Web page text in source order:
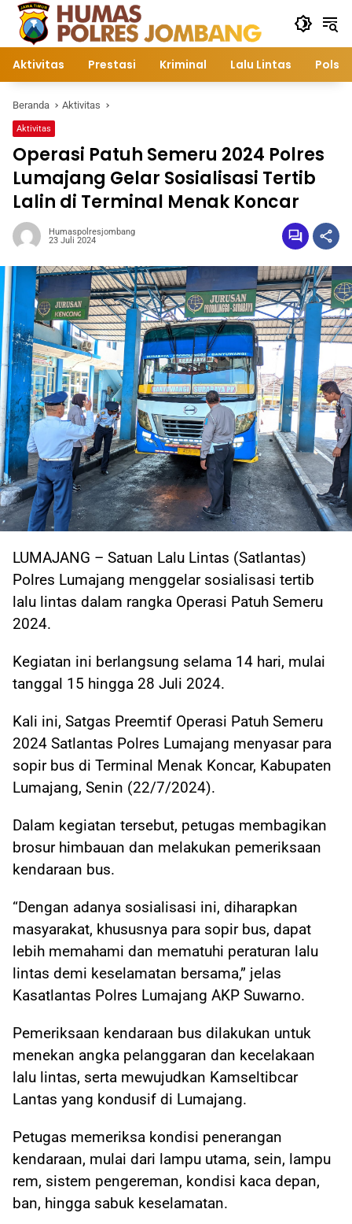
Langsung
konten
Aktivitas Prestasi Kriminal Lalu Lintas
Beranda Aktivitas
Aktivitas
Operasi Patuh Semeru 2024 Polres
Lumajang Gelar Sosialisasi Tertib
Lalin di Terminal Menak Koncar
Humaspolresjombang
23 Juli 2024
LUMAJANG – Satuan Lalu Lintas (Satlantas)
Polres Lumajang menggelar sosialisasi tertib
lalu lintas dalam rangka Operasi Patuh Semeru
2024.
Kegiatan ini berlangsung selama 14 hari, mulai
tanggal 15 hingga 28 Juli 2024.
Kali ini, Satgas Preemtif Operasi Patuh Semeru
2024 Satlantas Polres Lumajang menyasar para
sopir bus di Terminal Menak Koncar, Kabupaten
Lumajang, Senin (22/7/2024).
Dalam kegiatan tersebut, petugas membagikan
brosur himbauan dan melakukan pemeriksaan
kendaraan bus.
“Dengan adanya sosialisasi ini, diharapkan
masyarakat, khususnya para sopir bus, dapat
lebih memahami dan mematuhi peraturan lalu
lintas demi keselamatan bersama,” jelas
Kasatlantas Polres Lumajang AKP Suwarno.
Pemeriksaan kendaraan bus dilakukan untuk
menekan angka pelanggaran dan kecelakaan
lalu lintas, serta mewujudkan Kamseltibcar
Lantas yang kondusif di Lumajang.
Petugas memeriksa kondisi penerangan
kendaraan, mulai dari lampu utama, sein, lampu
rem, sistem pengereman, kondisi kaca depan,
ban, hingga sabuk keselamatan.